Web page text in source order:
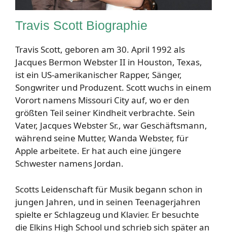
Travis Scott Biographie
Travis Scott, geboren am 30. April 1992 als
Jacques Bermon Webster II in Houston, Texas,
ist ein US-amerikanischer Rapper, Sänger,
Songwriter und Produzent. Scott wuchs in einem
Vorort namens Missouri City auf, wo er den
größten Teil seiner Kindheit verbrachte. Sein
Vater, Jacques Webster Sr., war Geschäftsmann,
während seine Mutter, Wanda Webster, für
Apple arbeitete. Er hat auch eine jüngere
Schwester namens Jordan.
Scotts Leidenschaft für Musik begann schon in
jungen Jahren, und in seinen Teenagerjahren
spielte er Schlagzeug und Klavier. Er besuchte
die Elkins High School und schrieb sich später an